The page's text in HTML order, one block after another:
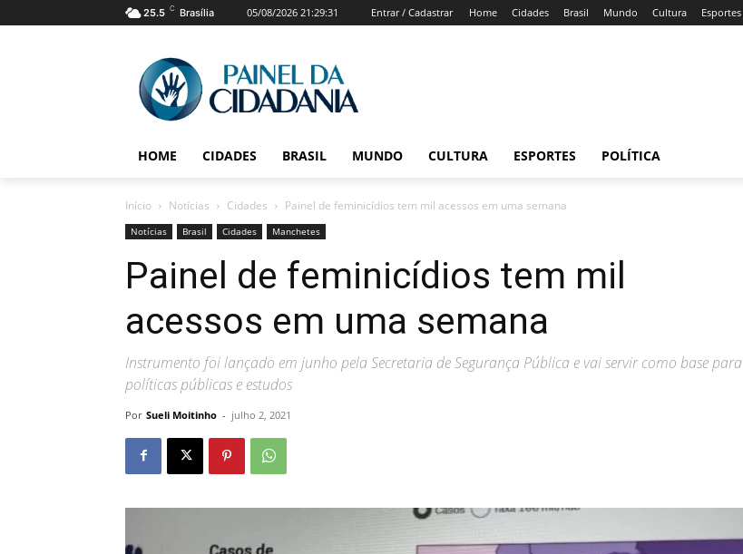
25.5 C Brasília 05/08/2026 21:29:31 Entrar / Cadastrar Home Cidades Brasil Mundo Cultura Esportes
HOME CIDADES BRASIL MUNDO CULTURA ESPORTES POLÍTICA
Início Notícias Cidades Painel de feminicídios tem mil acessos em uma semana
Notícias Brasil Cidades Manchetes
Painel de feminicídios tem mil
acessos em uma semana
Instrumento foi lançado em junho pela Secretaria de Segurança Pública e vai servir como base para
políticas públicas e estudos
Por Sueli Moitinho - julho 2, 2021